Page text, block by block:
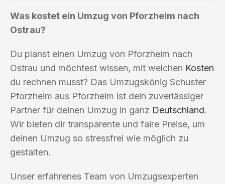
Was kostet ein Umzug von Pforzheim nach
Ostrau?
Du planst einen Umzug von Pforzheim nach
Ostrau und möchtest wissen, mit welchen Kosten
du rechnen musst? Das Umzugskönig Schuster
Pforzheim aus Pforzheim ist dein zuverlässiger
Partner für deinen Umzug in ganz Deutschland.
Wir bieten dir transparente und faire Preise, um
deinen Umzug so stressfrei wie möglich zu
gestalten.
Unser erfahrenes Team von Umzugsexperten